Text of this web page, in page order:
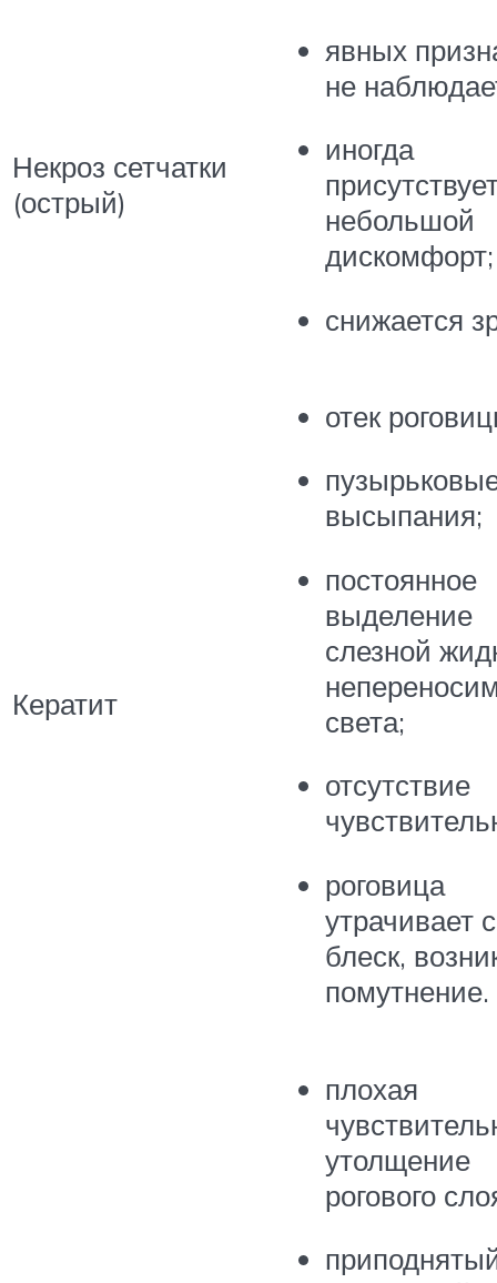
Некроз сетчатки
(острый)
явных
не
иногда
небольшой
дискомфорт;
снижается
Кератит
отек
высыпания;
постоянное
выделение
слезной
света;
отсутствие
роговица
утрачивает
блеск,
помутнение.
плохая
утолщение
рогового